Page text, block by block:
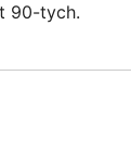
90-tych.